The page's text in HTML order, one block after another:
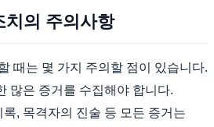
치의 주의사항
때는 몇 가지 주의할 점이 있습니다.
많은 증거를 수집해야 합니다.
, 목격자의 진술 등 모든 증거는